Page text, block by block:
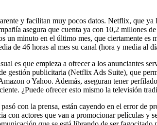
y facilitan muy pocos datos. Netflix, que
asegura que cuenta ya con 10,2 millones
minuto en el último mes, que ciertamente
de 46 horas al mes su canal (hora y media al
es que empieza a ofrecer a los anunciantes
gestión publicitaria (Netflix Ads Suite), que
o Yahoo. Además, aseguran tener
¿Puede ofrecer esto mismo la televisión
con la prensa, están cayendo en el error de
con actores que van a promocionar películas y